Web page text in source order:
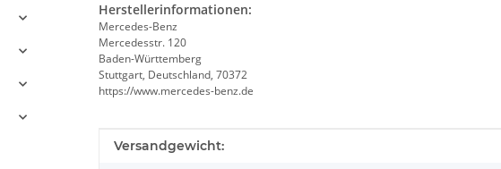
Herstellerinformationen:
Mercedes-Benz
Mercedesstr. 120
Baden-Württemberg
Stuttgart, Deutschland, 70372
https://www.mercedes-benz.de
Produkteigenschaft
Wert
Versandgewicht: